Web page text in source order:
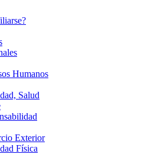
Humanos
Salud
Exterior
Física